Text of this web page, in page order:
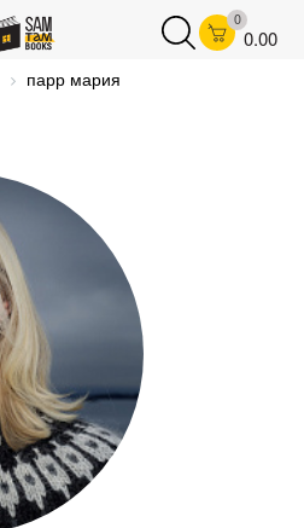
0
0.00
парр мария